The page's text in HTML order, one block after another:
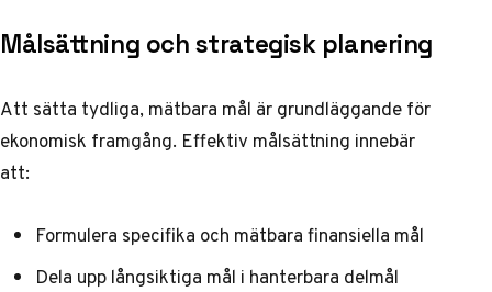
Målsättning och strategisk planering
Att sätta tydliga, mätbara mål är grundläggande för
ekonomisk framgång. Effektiv målsättning innebär
att:
Formulera specifika och mätbara finansiella mål
Dela upp långsiktiga mål i hanterbara delmål